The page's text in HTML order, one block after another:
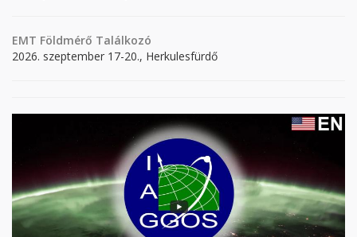
EMT Földmérő Találkozó
2026. szeptember 17-20., Herkulesfürdő